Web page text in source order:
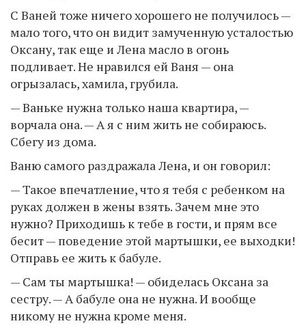
С Ваней тоже ничего хорошего не получилось —
мало того, что он видит замученную усталостью
Оксану, так еще и Лена масло в огонь
подливает. Не нравился ей Ваня — она
огрызалась, хамила, грубила.
— Ваньке нужна только наша квартира, —
ворчала она. — А я с ним жить не собираюсь.
Сбегу из дома.
Ваню самого раздражала Лена, и он говорил:
— Такое впечатление, что я тебя с ребенком на
руках должен в жены взять. Зачем мне это
нужно? Приходишь к тебе в гости, и прям все
бесит — поведение этой мартышки, ее выходки!
Отправь ее жить к бабуле.
— Сам ты мартышка! — обиделась Оксана за
сестру. — А бабуле она не нужна. И вообще
никому не нужна кроме меня.